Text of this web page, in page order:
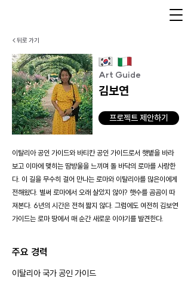
< 뒤로 가기
Art Guide
김보연
프로젝트 제안하기
이탈리아 공인 가이드와 바티칸 공인 가이드로서 햇볕을 바라
보고 이마에 맺히는 땀방울을 느끼며 돌 바닥의 로마를 사랑한
다. 이 길을 무수히 걸어 만나는 로마와 이탈리아를 많은이에게
전해왔다. 벌써 로마에서 오래 살았지 않아? 햇수를 곰곰이 따
져본다. 6년의 시간은 전혀 짧지 않다. 그럼에도 여전히 김보연
가이드는 로마 땅에서 매 순간 새로운 이야기를 발견한다.
주요 경력
이탈리아 국가 공인 가이드